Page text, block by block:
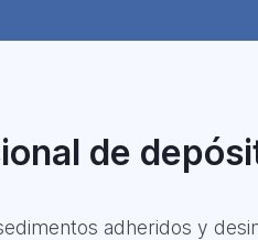
de
adheridos y